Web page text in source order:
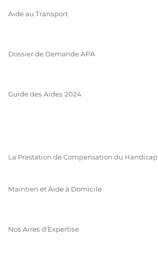
Aide au Transport
Dossier de Demande APA
Guide des Aides 2024
La Prestation de Compensation du Handicap
Maintien et Aide à Domicile
Nos Aires d'Expertise